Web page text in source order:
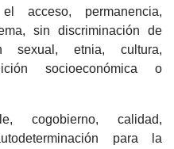
acceso, permanencia,
sin discriminación de
sexual, etnia, cultura,
socioeconómica o
cogobierno, calidad,
para la